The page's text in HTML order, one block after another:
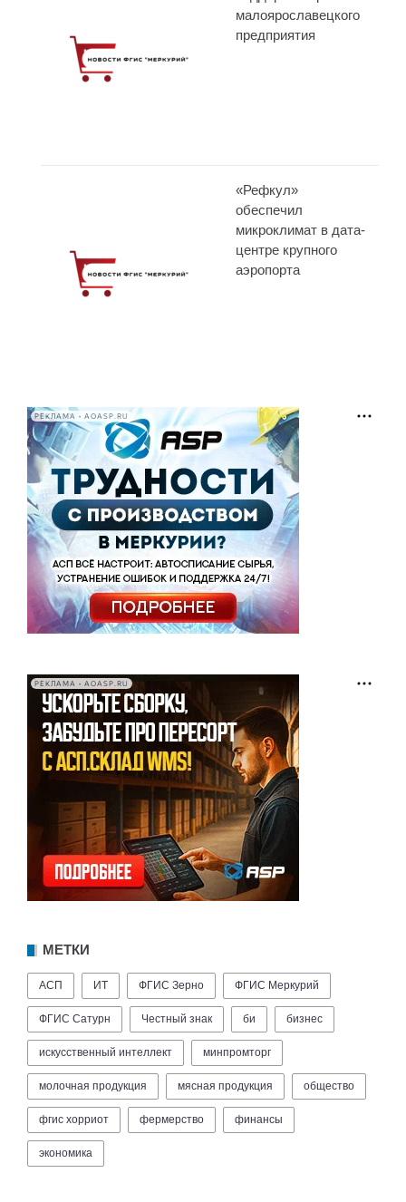
малоярославецкого
предприятия
«Рефкул»
обеспечил
микроклимат в дата-
центре крупного
аэропорта
РЕКЛАМА • AOASP.RU
РЕКЛАМА • AOASP.RU
МЕТКИ
АСП ИТ ФГИС Зерно ФГИС Меркурий
ФГИС Сатурн Честный знак би бизнес
искусственный интеллект минпромторг
молочная продукция мясная продукция общество
фгис хорриот фермерство финансы
экономика